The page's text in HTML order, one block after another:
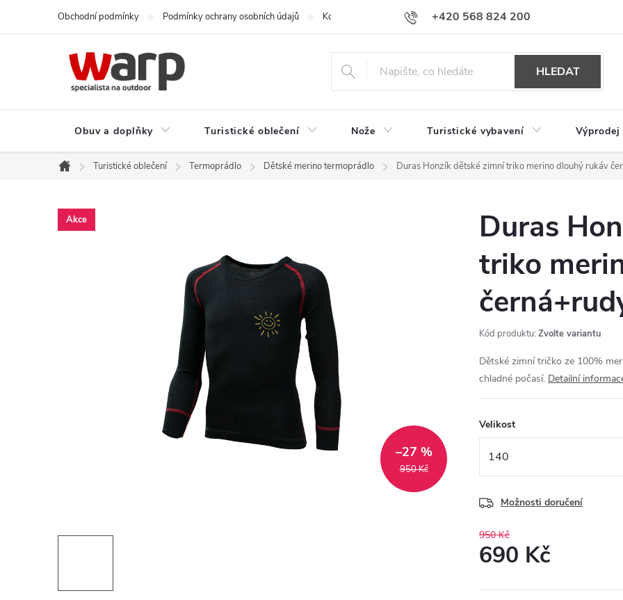
+420 568 824 200
Obchodní podmínky Podmínky ochrany osobních údajů Kontakty Doprava a platba Hodnocení obchodu
HLEDAT
Obuv a doplňky Turistické oblečení Nože Turistické vybavení Výprodej
Domů
Turistické oblečení Termoprádlo Dětské merino termoprádlo Duras Honzík dětské zimní triko merino dlouhý rukáv
Akce
950 Kč
–27 %
Duras
triko
Kód produktu: Zvolte variantu
Dětské zimní tričko ze 100%
chladné počasí. Detailní
Velikost
Možnosti doručení
950 Kč
690 Kč
cena: